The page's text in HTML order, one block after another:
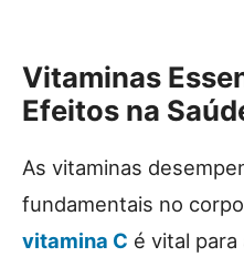
Vitaminas
Efeitos na
As vitaminas
fundamentais no
vitamina C é vital para